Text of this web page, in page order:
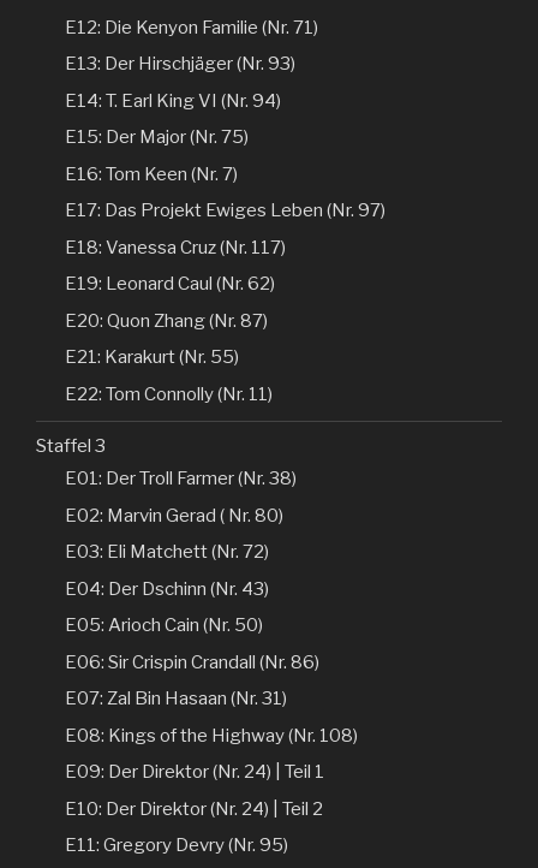
E12: Die Kenyon Familie (Nr. 71)
E13: Der Hirschjäger (Nr. 93)
E14: T. Earl King VI (Nr. 94)
E15: Der Major (Nr. 75)
E16: Tom Keen (Nr. 7)
E17: Das Projekt Ewiges Leben (Nr. 97)
E18: Vanessa Cruz (Nr. 117)
E19: Leonard Caul (Nr. 62)
E20: Quon Zhang (Nr. 87)
E21: Karakurt (Nr. 55)
E22: Tom Connolly (Nr. 11)
Staffel 3
E01: Der Troll Farmer (Nr. 38)
E02: Marvin Gerad ( Nr. 80)
E03: Eli Matchett (Nr. 72)
E04: Der Dschinn (Nr. 43)
E05: Arioch Cain (Nr. 50)
E06: Sir Crispin Crandall (Nr. 86)
E07: Zal Bin Hasaan (Nr. 31)
E08: Kings of the Highway (Nr. 108)
E09: Der Direktor (Nr. 24) | Teil 1
E10: Der Direktor (Nr. 24) | Teil 2
E11: Gregory Devry (Nr. 95)